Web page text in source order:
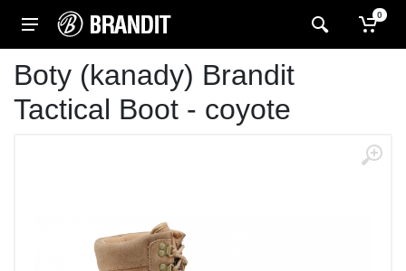
0
Boty (kanady) Brandit
Tactical Boot - coyote